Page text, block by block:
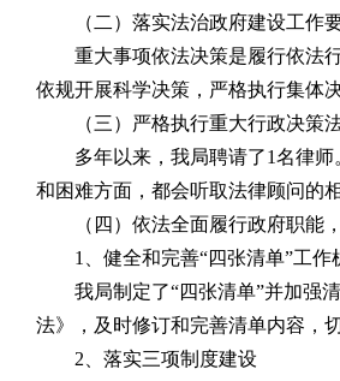
（二）落实法治政府建设工作
重大事项依法决策是履行依法
依规开展科学决策，严格执行集体
（三）严格执行重大行政决
多年以来，我局聘请了1名律师
和困难方面，都会听取法律顾问的
（四）依法全面履行政府职
1
、健全和完善“四张清单”工作
我局制定了“四张清单”并加强
法》，及时修订和完善清单内容，
2 、落实三项制度建设